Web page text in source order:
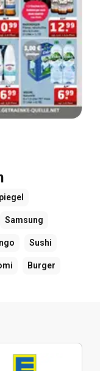
Samsung
Sushi
Burger